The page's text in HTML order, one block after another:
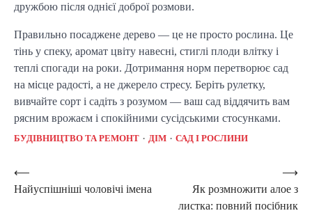
дружбою після однієї доброї розмови.
Правильно посаджене дерево — це не просто рослина. Це
тінь у спеку, аромат цвіту навесні, стиглі плоди влітку і
теплі спогади на роки. Дотримання норм перетворює сад
на місце радості, а не джерело стресу. Беріть рулетку,
вивчайте сорт і садіть з розумом — ваш сад віддячить вам
рясним врожаєм і спокійними сусідськими стосунками.
БУДІВНИЦТВО ТА РЕМОНТ ДІМ САД І РОСЛИНИ
Post
navigation
⟵
Найуспішніші чоловічі імена
Як розмножити алое з
листка: повний посібник
⟶